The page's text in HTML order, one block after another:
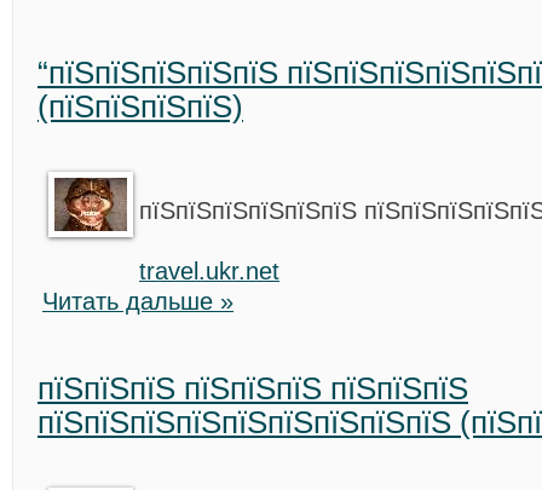
“пїЅпїЅпїЅпїЅпїЅ
(пїЅпїЅпїЅпїЅ)
пїЅпїЅпїЅпїЅпїЅпїЅ
travel.ukr.net
Читать дальше »
пїЅпїЅпїЅ пїЅпїЅпїЅ пїЅпїЅпїЅ
пїЅпїЅпїЅпїЅпїЅпїЅпїЅпїЅпїЅ